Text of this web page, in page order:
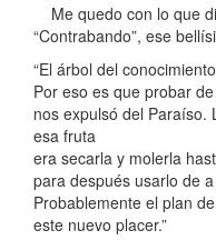
Me quedo con lo que
“Contrabando”, ese
“El árbol del
Por eso es que probar
nos expulsó del Paraíso.
esa fruta
era secarla y molerla
para después usarlo de
Probablemente el plan
este nuevo placer.”